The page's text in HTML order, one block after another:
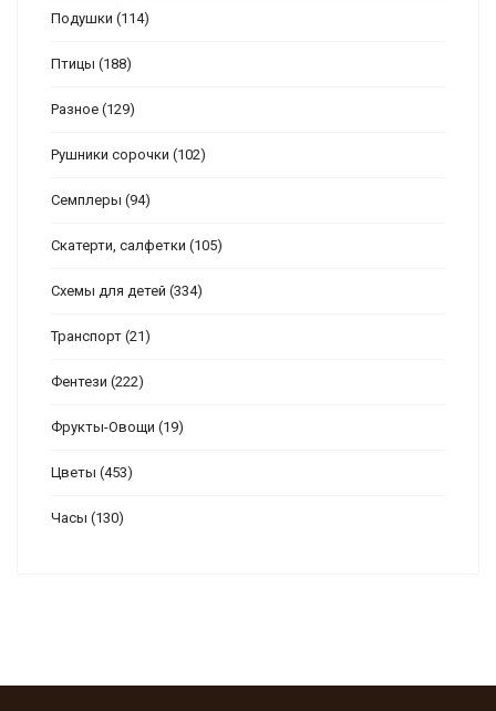
Подушки (114)
Птицы (188)
Разное (129)
Рушники сорочки (102)
Семплеры (94)
Скатерти, салфетки (105)
Схемы для детей (334)
Транспорт (21)
Фентези (222)
Фрукты-Овощи (19)
Цветы (453)
Часы (130)